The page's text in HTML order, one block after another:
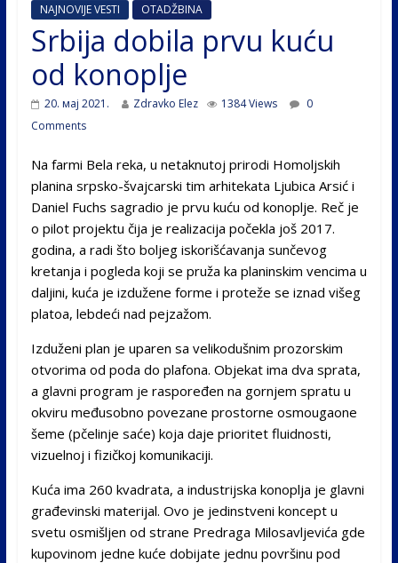
NAJNOVIJE VESTI OTADŽBINA
Srbija dobila prvu kuću
od konoplje
20. мај 2021. Zdravko Elez 1384 Views
0
Comments
Na farmi Bela reka, u netaknutoj prirodi Homoljskih
planina srpsko-švajcarski tim arhitekata Ljubica Arsić i
Daniel Fuchs sagradio je prvu kuću od konoplje. Reč je
o pilot projektu čija je realizacija počekla još 2017.
godina, a radi što boljeg iskorišćavanja sunčevog
kretanja i pogleda koji se pruža ka planinskim vencima u
daljini, kuća je izdužene forme i proteže se iznad višeg
platoa, lebdeći nad pejzažom.
Izduženi plan je uparen sa velikodušnim prozorskim
otvorima od poda do plafona. Objekat ima dva sprata,
a glavni program je raspoređen na gornjem spratu u
okviru međusobno povezane prostorne osmougaone
šeme (pčelinje saće) koja daje prioritet fluidnosti,
vizuelnoj i fizičkoj komunikaciji.
Kuća ima 260 kvadrata, a industrijska konoplja je glavni
građevinski materijal. Ovo je jedinstveni koncept u
svetu osmišljen od strane Predraga Milosavljevića gde
kupovinom jedne kuće dobijate jednu površinu pod